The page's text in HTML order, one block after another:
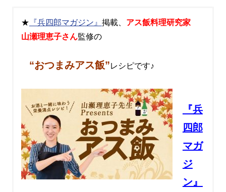
★ 『兵四郎マガジン』 掲載、 アス飯料理研究家
山瀬理恵子さん監修の
“おつまみアス飯”レシピです♪
『兵
四郎
マガ
ジ
ン』